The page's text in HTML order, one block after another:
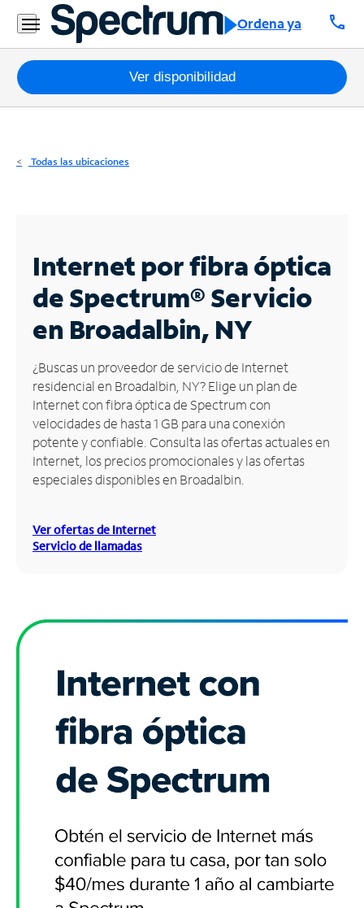
Ordena ya call
Residencial
Business
Paquetes
Internet
Business
Contáctanos
Inglés
Administrar
cuenta
Encuentra
una
tienda
Ver disponibilidad
Todas las ubicaciones
Internet por fibra óptica
de Spectrum®Servicio
en Broadalbin, NY
¿Buscas un proveedor de servicio de Internet
residencial en Broadalbin, NY? Elige un plan de
Internet con fibra óptica de Spectrum con
velocidades de hasta 1 GB para una conexión
potente y confiable. Consulta las ofertas actuales en
Internet, los precios promocionales y las ofertas
especiales disponibles en Broadalbin.
Ver ofertas de Internet
Servicio de llamadas